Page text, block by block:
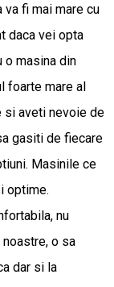
va fi mai mare cu
daca vei opta
o masina din
foarte mare al
si aveti nevoie de
gasiti de fiecare
Masinile ce
optime.
nu
o sa
dar si la